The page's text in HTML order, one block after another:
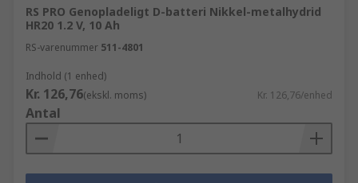
RS PRO Genopladeligt D-batteri Nikkel-metalhydrid
HR20 1.2 V, 10 Ah
RS-varenummer 511-4801
Indhold (1 enhed)
Kr. 126,76(ekskl. moms) Kr. 126,76/enhed
Antal